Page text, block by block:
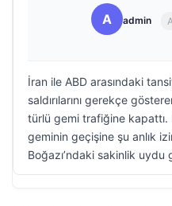
A admin
İran ile ABD arasındaki
saldırılarını gerekçe
türlü gemi trafiğine
geminin geçişine şu anlık
Boğazı’ndaki sakinlik uydu